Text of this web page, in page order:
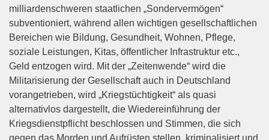
milliardenschweren staatlichen „Sondervermögen“
subventioniert, während allen wichtigen gesellschaftlichen
Bereichen wie Bildung, Gesundheit, Wohnen, Pflege,
soziale Leistungen, Kitas, öffentlicher Infrastruktur etc.,
Geld entzogen wird. Mit der „Zeitenwende“ wird die
Militarisierung der Gesellschaft auch in Deutschland
vorangetrieben, wird „Kriegstüchtigkeit“ als quasi
alternativlos dargestellt, die Wiedereinführung der
Kriegsdienstpflicht beschlossen und Stimmen, die sich
gegen das Morden und Aufrüsten stellen, kriminalisiert und